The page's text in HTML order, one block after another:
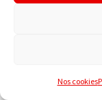
Nos cookies